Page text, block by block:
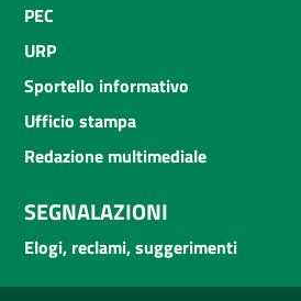
PEC
URP
Sportello informativo
Ufficio stampa
Redazione multimediale
SEGNALAZIONI
Elogi, reclami, suggerimenti